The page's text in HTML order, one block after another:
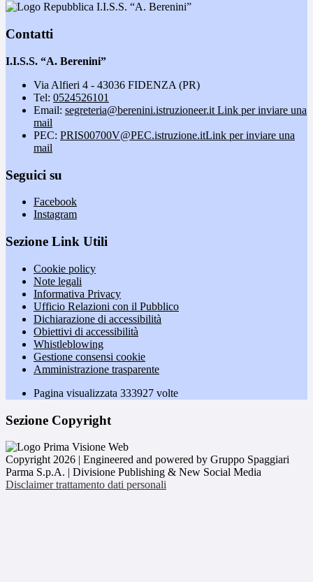
I.I.S.S. “A. Berenini”
Contatti
I.I.S.S. “A. Berenini”
Via Alfieri 4 - 43036 FIDENZA (PR)
Tel: 0524526101
Email: segreteria@berenini.istruzioneer.it Link per inviare una
mail
PEC: PRIS00700V@PEC.istruzione.itLink per inviare una
mail
Seguici su
Facebook
Instagram
Sezione Link Utili
Cookie policy
Note legali
Informativa Privacy
Ufficio Relazioni con il Pubblico
Dichiarazione di accessibilità
Obiettivi di accessibilità
Whistleblowing
Gestione consensi cookie
Amministrazione trasparente
Pagina visualizzata 333927 volte
Sezione Copyright
Copyright 2026 | Engineered and powered by Gruppo Spaggiari
Parma S.p.A. | Divisione Publishing & New Social Media
Disclaimer trattamento dati personali